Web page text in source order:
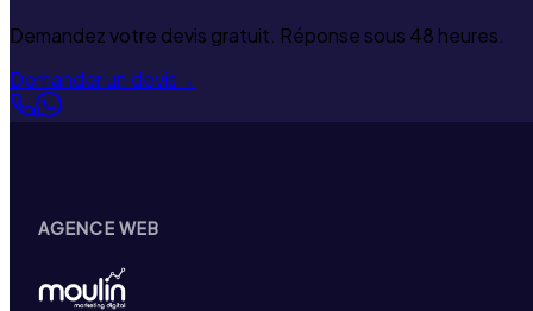
Demandez votre devis gratuit. Réponse sous 48 heures.
Demander un devis→
AGENCE WEB